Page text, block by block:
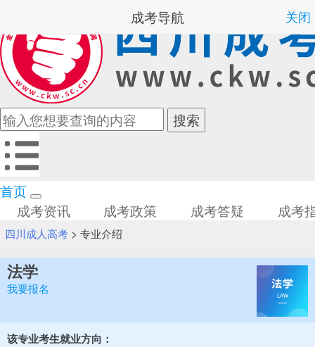
首页
成考资讯
成考政策 成考答疑 成考
四川成人高考> 专业介绍
法学
我要报名
该专业考生就业方向：
成考导航 关闭